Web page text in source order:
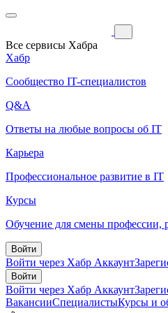
Все сервисы Хабра
Хабр
Сообщество IT-специалистов
Q&A
Ответы на любые вопросы об IT
Карьера
Профессиональное развитие в IT
Курсы
Обучение для смены профессии,
Войти
Войти через Хабр Аккаунт
Войти
Войти через Хабр Аккаунт
ВакансииСпециалистыКурсы и